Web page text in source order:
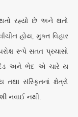
થતો રહ્યો છે અને થતો
હોય, મુક્ત વિહાર
રૂપે સતત પ્રયાસો
દંડ અને ભેદ એ ચારે ય
સંસ્કૃિતનાં ક્ષેત્રો
નવાઈ નથી.